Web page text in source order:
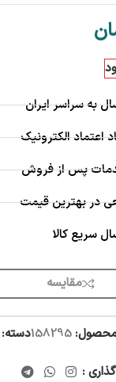
به سراسر ایران
اعتماد الکترونیک
پس از فروش
در بهترین قیمت
سریع کالا
مقایسه
158295دسته:
: